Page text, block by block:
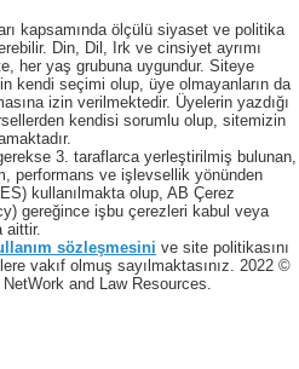
kapsamında ölçülü siyaset ve politika
Din, Dil, Irk ve cinsiyet ayrımı
her yaş grubuna uygundur. Siteye
kendi seçimi olup, üye olmayanların da
izin verilmektedir. Üyelerin yazdığı
kendisi sorumlu olup, sitemizin
3. taraflarca yerleştirilmiş bulunan,
performans ve işlevsellik yönünden
kullanılmakta olup, AB Çerez
gereğince işbu çerezleri kabul veya
aittir.
sözleşmesini ve site politikasını
vakıf olmuş sayılmaktasınız. 2022 ©
and Law Resources.